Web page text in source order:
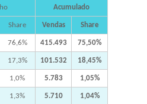
Acumulado
Share Vendas Share
76,6% 415.493 75,50%
17,3% 101.532 18,45%
1,0% 5.783 1,05%
1,3% 5.710 1,04%